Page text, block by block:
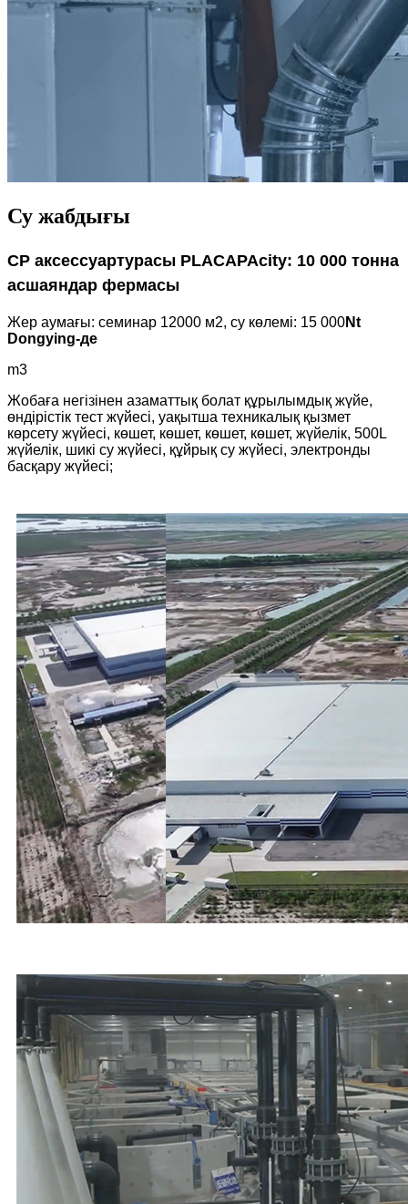
Су жабдығы
CP аксессуартурасы PLACAPAcity: 10 000 тонна
асшаяндар фермасы
Жер аумағы: семинар 12000 м2, су көлемі: 15 000Nt
Dongying-де
m3
Жобаға негізінен азаматтық болат құрылымдық жүйе,
өндірістік тест жүйесі, уақытша техникалық қызмет
көрсету жүйесі, көшет, көшет, көшет, көшет, жүйелік, 500L
жүйелік, шикі су жүйесі, құйрық су жүйесі, электронды
басқару жүйесі;